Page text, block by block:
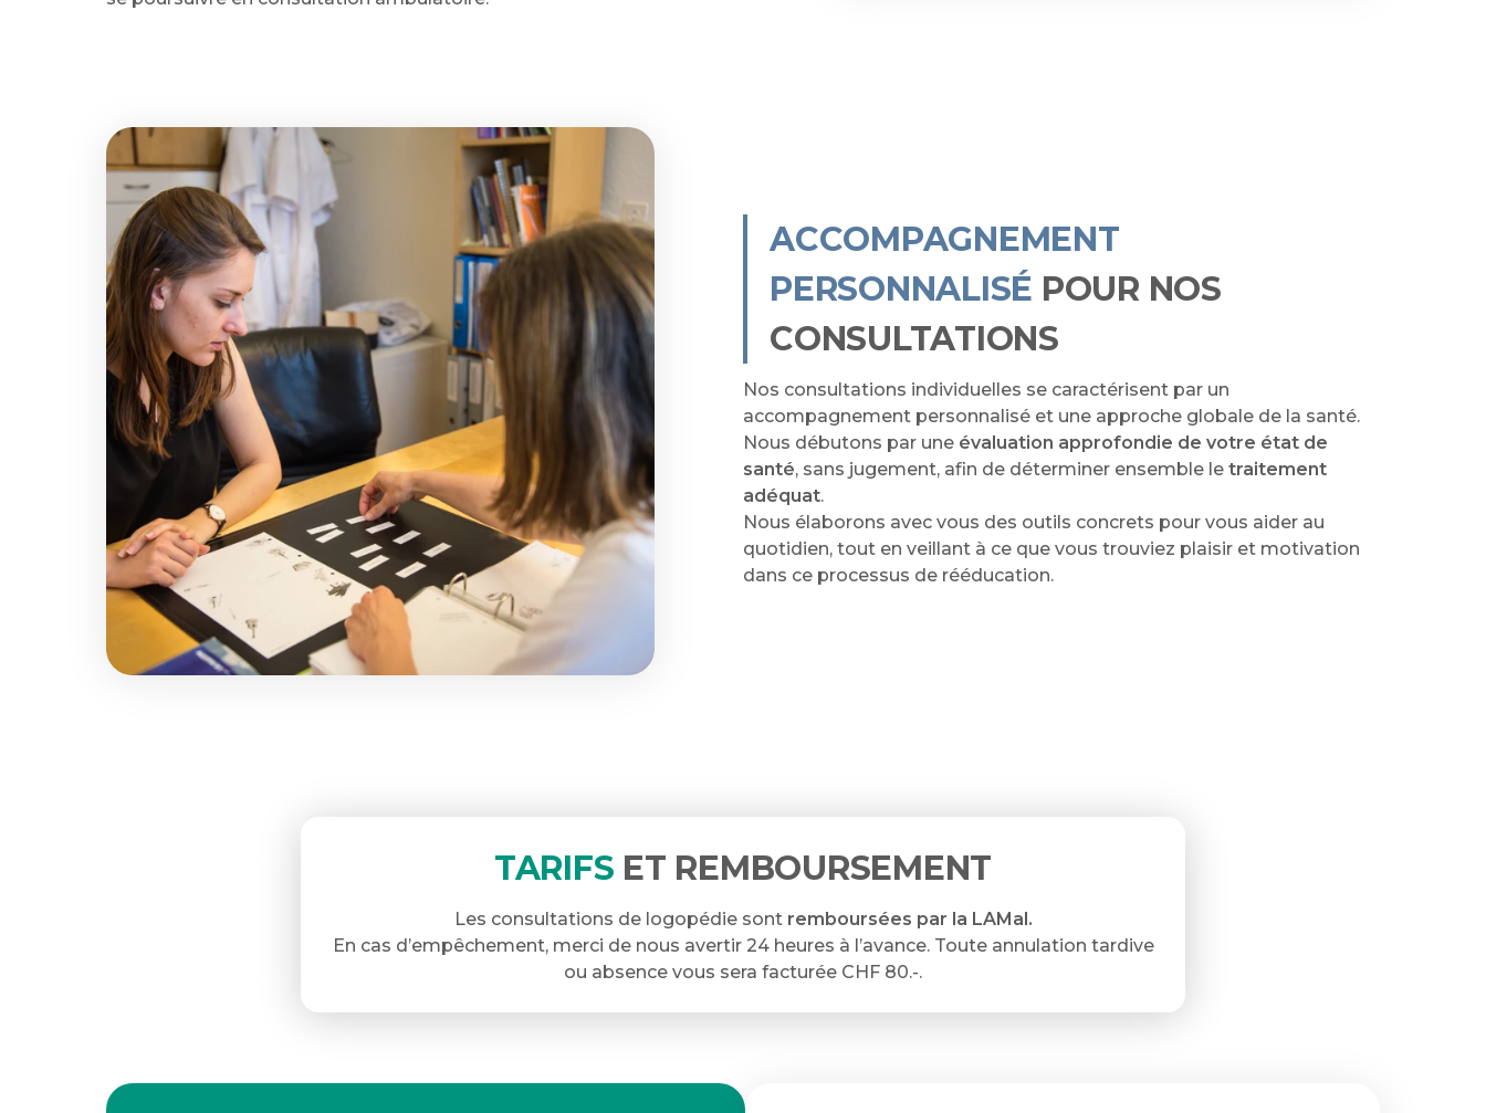
ACCOMPAGNEMENT
PERSONNALISÉ POUR NOS
CONSULTATIONS
Nos consultations individuelles se caractérisent par un
accompagnement personnalisé et une approche globale de la santé.
Nous débutons par une évaluation approfondie de votre état de
santé, sans jugement, afin de déterminer ensemble le traitement
adéquat.
Nous élaborons avec vous des outils concrets pour vous aider au
quotidien, tout en veillant à ce que vous trouviez plaisir et motivation
dans ce processus de rééducation.
TARIFS ET REMBOURSEMENT
Les consultations de logopédie sont remboursées par la LAMal.
En cas d’empêchement, merci de nous avertir 24 heures à l’avance. Toute annulation tardive
ou absence vous sera facturée CHF 80.-.